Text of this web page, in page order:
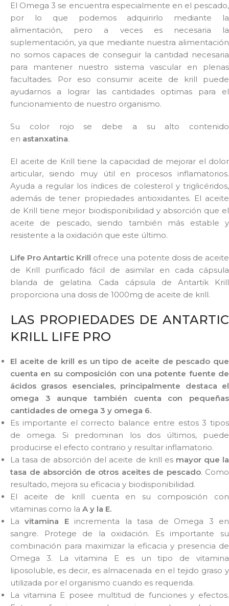
El Omega 3 se encuentra especialmente en el pescado,
por lo que podemos adquirirlo mediante la
alimentación, pero a veces es necesaria la
suplementación, ya que mediante nuestra alimentación
no somos capaces de conseguir la cantidad necesaria
para mantener nuestro sistema vascular en plenas
facultades. Por eso consumir aceite de krill puede
ayudarnos a lograr las cantidades optimas para el
funcionamiento de nuestro organismo.
Su color rojo se debe a su alto contenido
en astanxatina.
El aceite de Krill tiene la capacidad de mejorar el dolor
articular, siendo muy útil en procesos inflamatorios.
Ayuda a regular los índices de colesterol y triglicéridos,
además de tener propiedades antioxidantes. El aceite
de Krill tiene mejor biodisponibilidad y absorción que el
aceite de pescado, siendo también más estable y
resistente a la oxidación que este último.
Life Pro Antartic Krill ofrece una potente dosis de aceite
de Krill purificado fácil de asimilar en cada cápsula
blanda de gelatina. Cada cápsula de Antartik Krill
proporciona una dosis de 1000mg de aceite de krill.
LAS PROPIEDADES DE ANTARTIC
KRILL LIFE PRO
El aceite de krill es un tipo de aceite de pescado que
cuenta en su composición con una potente fuente de
ácidos grasos esenciales, principalmente destaca el
omega 3 aunque también cuenta con pequeñas
cantidades de omega 3 y omega 6.
Es importante el correcto balance entre estos 3 tipos
de omega. Si predominan los dos últimos, puede
producirse el efecto contrario y resultar inflamatorio.
La tasa de absorción del aceite de krill es mayor que la
tasa de absorción de otros aceites de pescado. Como
resultado, mejora su eficacia y biodisponibilidad.
El aceite de krill cuenta en su composición con
vitaminas como la A y la E.
Lavitamina Eincrementa la tasa de Omega 3 en
sangre. Protege de la oxidación. Es importante su
combinación para maximizar la eficacia y presencia de
Omega 3. La vitamina E es un tipo de vitamina
liposoluble, es decir, es almacenada en el tejido graso y
utilizada por el organismo cuando es requerida.
La vitamina E posee multitud de funciones y efectos.